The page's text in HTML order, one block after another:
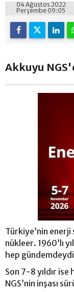
04 Ağustos 2022
Perşembe 09:05
Akkuyu
Türkiye’nin
nükleer. 1960’lı
hep
Son 7-8 yıldır ise
NGS’nin inşası